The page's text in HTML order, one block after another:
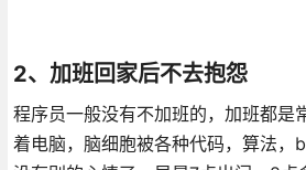
2、加班回家后不去抱怨
程序员一般没有不加班的，加班都是
着电脑，脑细胞被各种代码，算法，